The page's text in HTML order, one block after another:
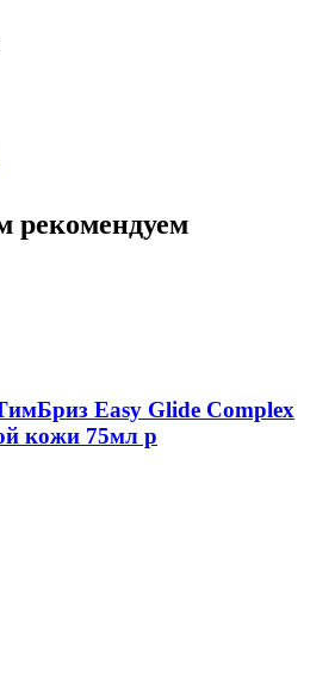
рекомендуем
Easy Glide Complex
кожи 75мл р